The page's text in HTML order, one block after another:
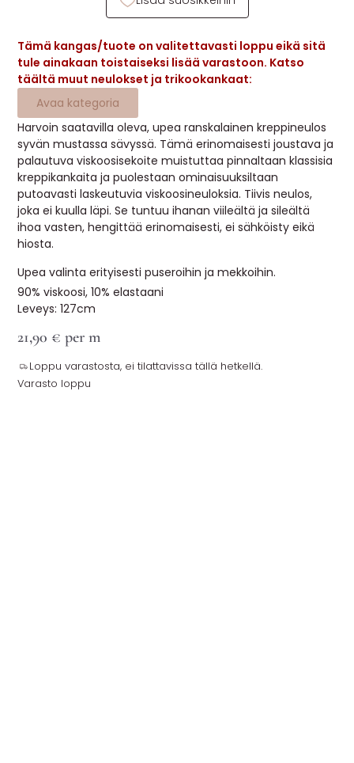
🔖 OUTLET
OHJEITA
USEIN KYSYTTYÄ
OTA YHTEYTTÄ
Tämä kangas/tuote on valitettavasti loppu eikä sitä
tule ainakaan toistaiseksi lisää varastoon. Katso
täältä muut neulokset ja trikookankaat:
Avaa kategoria
Harvoin saatavilla oleva, upea ranskalainen kreppineulos
syvän mustassa sävyssä. Tämä erinomaisesti joustava ja
palautuva viskoosisekoite muistuttaa pinnaltaan klassisia
kreppikankaita ja puolestaan ominaisuuksiltaan
putoavasti laskeutuvia viskoosineuloksia. Tiivis neulos,
joka ei kuulla läpi. Se tuntuu ihanan viileältä ja sileältä
ihoa vasten, hengittää erinomaisesti, ei sähköisty eikä
hiosta.
Upea valinta erityisesti puseroihin ja mekkoihin.
90% viskoosi, 10% elastaani
Leveys: 127cm
21,90 € per m
Loppu varastosta, ei tilattavissa tällä hetkellä.
Varasto loppu